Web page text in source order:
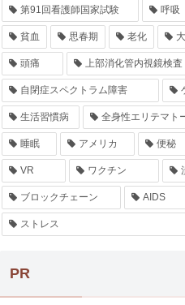
第91回看護師国家試験 呼吸
貧血 思春期 老化
頭痛 上部消化管内視鏡検査
自閉症スペクトラム障害
生活習慣病 全身性エリテマト
睡眠 アメリカ 便秘
VR ワクチン
ブロックチェーン AIDS
ストレス
PR